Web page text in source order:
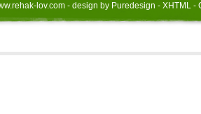
lov.com - design by Puredesign - XHTML -